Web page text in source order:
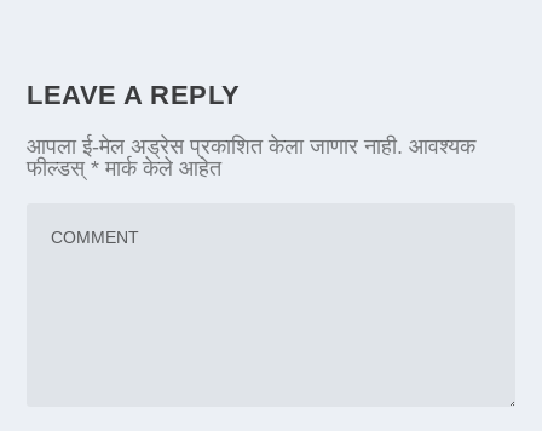
LEAVE A REPLY
आपला ई-मेल अड्रेस प्रकाशित केला जाणार नाही. आवश्यक
फील्डस्* मार्क केले आहेत